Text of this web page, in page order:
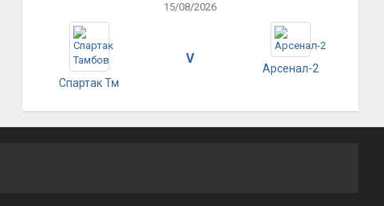
15/08/2026
Спартак Тм
V
Арсенал-2